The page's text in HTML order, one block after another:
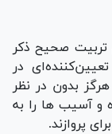
تربیت صحیح ذكر
در
بدون در نظر
و آسیب ها را به
پروازند.